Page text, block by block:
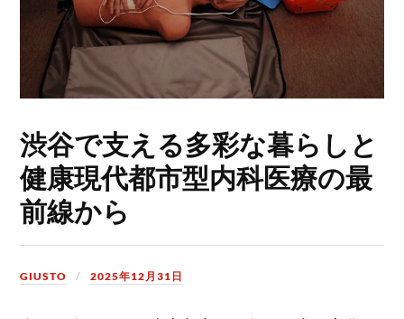
渋谷で支える多彩な暮らしと
健康現代都市型内科医療の最
前線から
GIUSTO 2025年12月31日